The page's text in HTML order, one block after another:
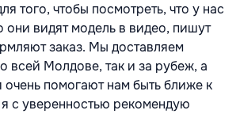
того, чтобы посмотреть, что у нас
они видят модель в видео, пишут
заказ. Мы доставляем
всей Молдове, так и за рубеж, а
очень помогают нам быть ближе к
с уверенностью рекомендую